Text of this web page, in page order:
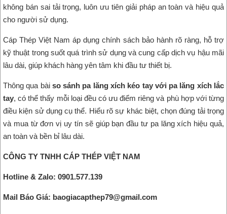
không bán sai tải trọng, luôn ưu tiên giải pháp an toàn và hiệu quả
cho người sử dụng.
Cáp Thép Việt Nam áp dụng chính sách bảo hành rõ ràng, hỗ trợ
kỹ thuật trong suốt quá trình sử dụng và cung cấp dịch vụ hậu mãi
lâu dài, giúp khách hàng yên tâm khi đầu tư thiết bị.
Thông qua bài so sánh pa lăng xích kéo tay với pa lăng xích lắc
tay, có thể thấy mỗi loại đều có ưu điểm riêng và phù hợp với từng
điều kiện sử dụng cụ thể. Hiểu rõ sự khác biệt, chọn đúng tải trọng
và mua từ đơn vị uy tín sẽ giúp bạn đầu tư pa lăng xích hiệu quả,
an toàn và bền bỉ lâu dài.
CÔNG TY TNHH CÁP THÉP VIỆT NAM
Hotline & Zalo: 0901.577.139
Mail Báo Giá: baogiacapthep79@gmail.com